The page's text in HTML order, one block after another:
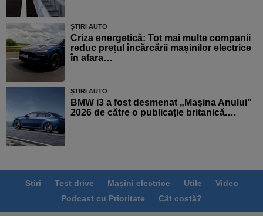
ȘTIRI AUTO
Criza energetică: Tot mai multe companii
reduc prețul încărcării mașinilor electrice
în afara…
ȘTIRI AUTO
BMW i3 a fost desmenat „Mașina Anului”
2026 de către o publicație britanică.…
Știri Test drive Mașini electrice Utile
Video
Podcast cu Prioritate
Cât costă?